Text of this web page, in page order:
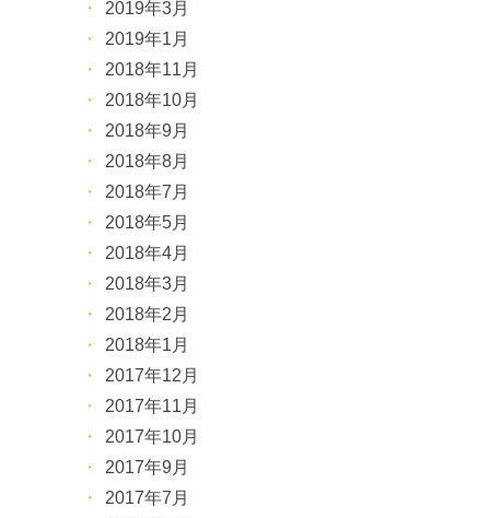
2019年3月
2019年1月
2018年11月
2018年10月
2018年9月
2018年8月
2018年7月
2018年5月
2018年4月
2018年3月
2018年2月
2018年1月
2017年12月
2017年11月
2017年10月
2017年9月
2017年7月